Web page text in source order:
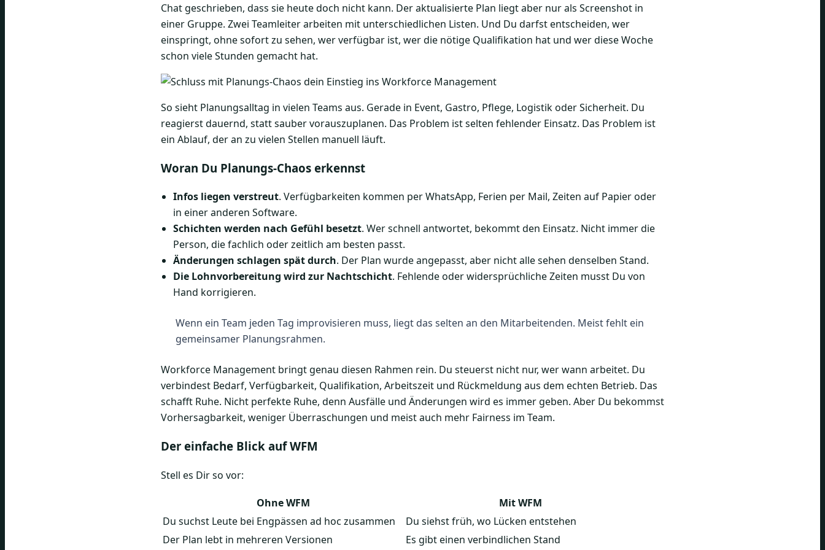
Chat geschrieben, dass sie heute doch nicht kann. Der aktualisierte Plan liegt aber nur als Screenshot in
einer Gruppe. Zwei Teamleiter arbeiten mit unterschiedlichen Listen. Und Du darfst entscheiden, wer
einspringt, ohne sofort zu sehen, wer verfügbar ist, wer die nötige Qualifikation hat und wer diese Woche
schon viele Stunden gemacht hat.
So sieht Planungsalltag in vielen Teams aus. Gerade in Event, Gastro, Pflege, Logistik oder Sicherheit. Du
reagierst dauernd, statt sauber vorauszuplanen. Das Problem ist selten fehlender Einsatz. Das Problem ist
ein Ablauf, der an zu vielen Stellen manuell läuft.
Woran Du Planungs-Chaos erkennst
Infos liegen verstreut. Verfügbarkeiten kommen per WhatsApp, Ferien per Mail, Zeiten auf Papier oder
in einer anderen Software.
Schichten werden nach Gefühl besetzt. Wer schnell antwortet, bekommt den Einsatz. Nicht immer die
Person, die fachlich oder zeitlich am besten passt.
Änderungen schlagen spät durch. Der Plan wurde angepasst, aber nicht alle sehen denselben Stand.
Die Lohnvorbereitung wird zur Nachtschicht. Fehlende oder widersprüchliche Zeiten musst Du von
Hand korrigieren.
Wenn ein Team jeden Tag improvisieren muss, liegt das selten an den Mitarbeitenden. Meist fehlt ein
gemeinsamer Planungsrahmen.
Workforce Management bringt genau diesen Rahmen rein. Du steuerst nicht nur, wer wann arbeitet. Du
verbindest Bedarf, Verfügbarkeit, Qualifikation, Arbeitszeit und Rückmeldung aus dem echten Betrieb. Das
schafft Ruhe. Nicht perfekte Ruhe, denn Ausfälle und Änderungen wird es immer geben. Aber Du bekommst
Vorhersagbarkeit, weniger Überraschungen und meist auch mehr Fairness im Team.
Der einfache Blick auf WFM
Stell es Dir so vor:
Ohne WFM
Mit WFM
Du suchst Leute bei Engpässen ad hoc zusammen
Du siehst früh, wo Lücken entstehen
Der Plan lebt in mehreren Versionen
Es gibt einen verbindlichen Stand